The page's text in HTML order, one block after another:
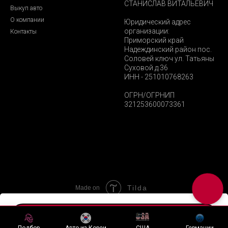
Хочу подобный лот
Выкуп авто
О компании
Контакты
СТАНИСЛАВ ВИТАЛЬЕВИЧ
Юридический адрес
организации:
Приморский край
Надеждинский район пос.
Соловей ключ ул. Татьяны
Суховой д.36
ИНН - 251010768263
ОГРН/ОГРНИП
321253600073361
Made on Tilda